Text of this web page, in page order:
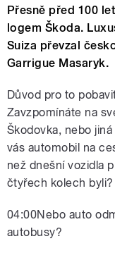
Přesně před 100
logem Škoda.
Suiza převzal
Garrigue Masaryk.
Důvod pro to
Zavzpomínáte na
Škodovka, nebo
vás automobil na
než dnešní vozidla
čtyřech kolech byli?
04:00Nebo auto
autobusy?